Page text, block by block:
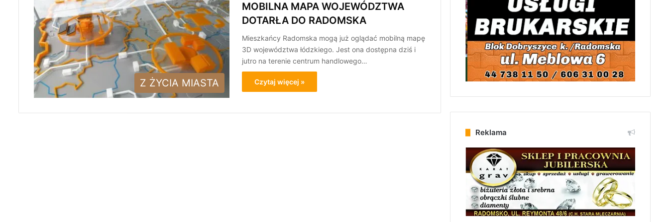
Z ŻYCIA MIASTA
MOBILNA MAPA WOJEWÓDZTWA
DOTARŁA DO RADOMSKA
Mieszkańcy Radomska mogą już oglądać mobilną mapę
3D województwa łódzkiego. Jest ona dostępna dziś i
jutro na terenie centrum handlowego…
Czytaj więcej »
Reklama